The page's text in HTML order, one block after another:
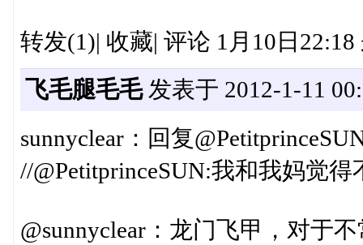
转发(1)| 收藏| 评论 1月10日
飞毛腿毛毛发表于 2012-1-11
sunnyclear：回复
//@PetitprinceSUN:我和我妈觉得
@sunnyclear：龙门飞甲，对于